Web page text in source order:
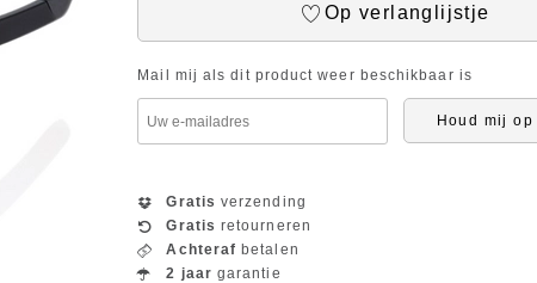
Op verlanglijstje
Mail mij als dit product weer beschikbaar is
Houd mij
Gratis verzending
Gratis retourneren
Achteraf betalen
2 jaar garantie